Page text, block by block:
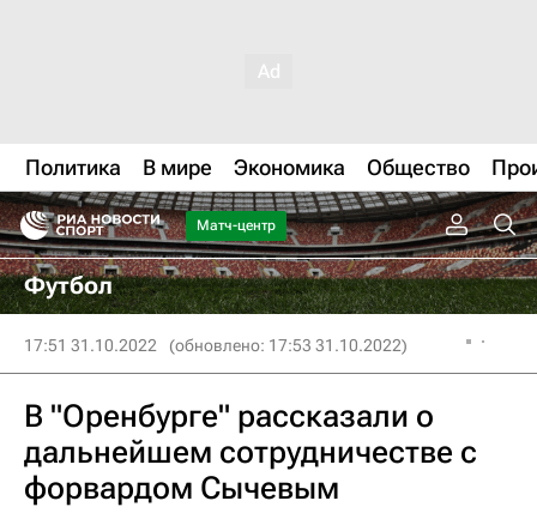
Политика В мире Экономика Общество
Матч-центр
Футбол
17:51 31.10.2022 (обновлено: 17:53 31.10.2022)
В "Оренбурге" рассказали о
дальнейшем сотрудничестве с
форвардом Сычевым